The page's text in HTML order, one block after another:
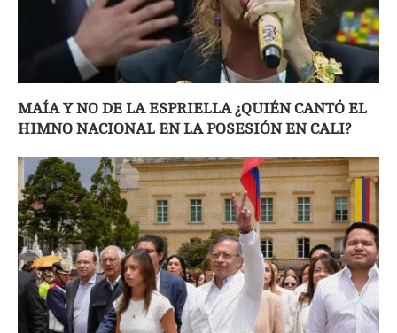
MAÍA Y NO DE LA ESPRIELLA ¿QUIÉN CANTÓ EL
HIMNO NACIONAL EN LA POSESIÓN EN CALI?